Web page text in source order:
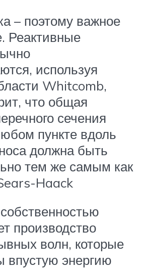
– поэтому важное
Реактивные
используя
Whitcomb,
что общая
сечения
пункте вдоль
должна быть
тем же самым как
Haack
производство
волн, которые
впустую энергию